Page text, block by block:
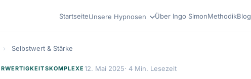
StartseiteUnsere Hypnosen Über Ingo SimonMethodikBlog
› Selbstwert & Stärke
12. Mai 2025· 4 Min. Lesezeit